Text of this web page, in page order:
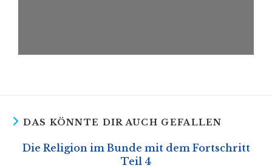
DAS KÖNNTE DIR AUCH GEFALLEN
Die Religion im Bunde mit dem Fortschritt
Teil 4